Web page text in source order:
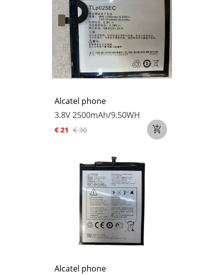
Alcatel phone
3.8V2500mAh/9.50WH
€ 21 € 30
Alcatel phone